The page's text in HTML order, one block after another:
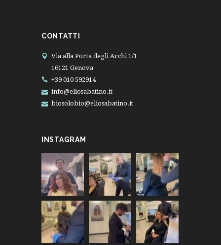
CONTATTI
Via alla Porta degli Archi 1/1
16121 Genova
+39 010 592914
info@eliosabatino.it
biosolobio@eliosabatino.it
INSTAGRAM